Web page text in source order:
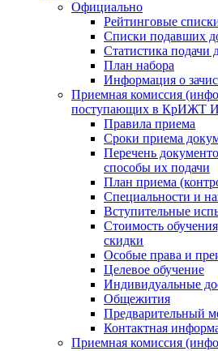
Официально
Рейтинговые
Списки подавших
Статистика подачи
План набора
Информация о
Приемная комиссия
поступающих в КрИЖТ
Правила приема
Сроки приема
Перечень
способы их подачи
План приема
Специальности и
Вступительные
Стоимость
скидки
Особые права и
Целевое обучение
Индивидуальные
Общежития
Предварительный
Контактная
Приемная комиссия